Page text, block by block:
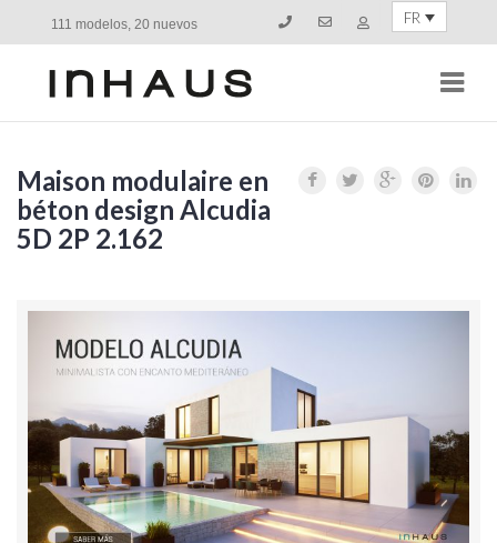
111 modelos, 20 nuevos FR
Maison modulaire en
béton design Alcudia
5D 2P 2.162